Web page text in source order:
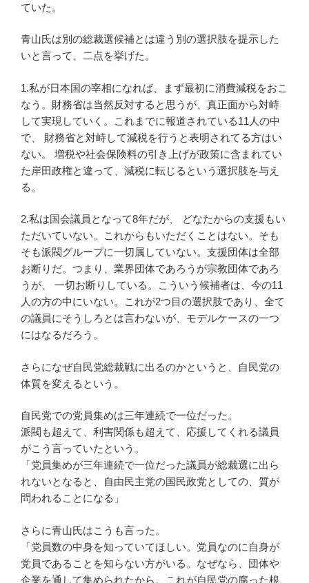
ていた。
青山氏は別の総裁選候補とは違う別の選択肢を提示した
いと言って、二点を挙げた。
1.私が日本国の宰相になれば、まず最初に消費減税をおこ
なう。財務省は当然反対すると思うが、真正面から対峙
して実現していく。これまでに報道されている11人の中
で、 財務省と対峙して減税を行うと表明されてる方はい
ない。 増税や社会保険料の引き上げが政策に含まれてい
た岸田政権と違って、減税に転じるという選択肢を与え
る。
2.私は国会議員となって8年だが、 どなたからの支援もい
ただいていない。これからもいただくことはない。そも
そも派閥グループに一切属していない。支援団体は全部
お断りだ。つまり、業界団体であろうが宗教団体であろ
うが、 一切お断りしている。こういう候補者は、今の11
人の方の中にいない。これが2つ目の選択肢であり、全て
の議員にそうしろとは言わないが、モデルケースの一つ
にはなるだろう。
さらになぜ自民党総裁戦に出るのかというと、自民党の
体質を変えるという。
自民党での党員集めは三年連続で一位だった。
派閥も超えて、利害関係も超えて、応援してくれる議員
がこう言っていたという。
「党員集めが三年連続で一位だった議員が総裁選に出ら
れないとなると、自由民主党の国民政党としての、質が
問われることになる」
さらに青山氏はこうも言った。
「党員数の中身を知っていてほしい。党員なのに自身が
党員であることを知らない方がいる。なぜなら、団体や
企業を通して集められたから。これが自民党の腐った根